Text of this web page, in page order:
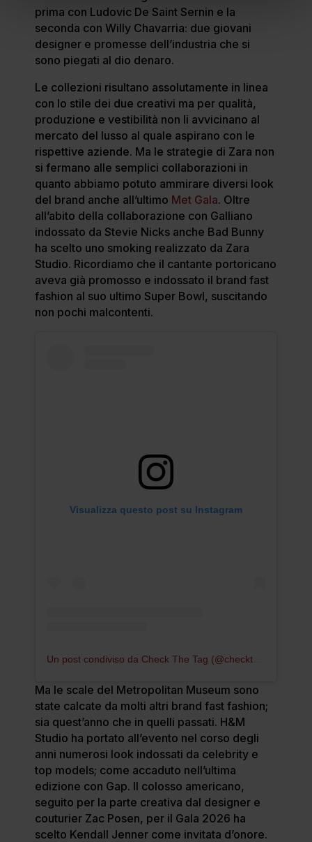
prima con Ludovic De Saint Sernin e la
seconda con Willy Chavarria: due giovani
designer e promesse dell’industria che si
sono piegati al dio denaro.
Le collezioni risultano assolutamente in linea
con lo stile dei due creativi ma per qualità,
produzione e vestibilità non li avvicinano al
mercato del lusso al quale aspirano con le
rispettive aziende. Ma le strategie di Zara non
si fermano alle semplici collaborazioni in
quanto abbiamo potuto ammirare diversi look
del brand anche all’ultimo Met Gala. Oltre
all’abito della collaborazione con Galliano
indossato da Stevie Nicks anche Bad Bunny
ha scelto uno smoking realizzato da Zara
Studio. Ricordiamo che il cantante portoricano
aveva già promosso e indossato il brand fast
fashion al suo ultimo Super Bowl, suscitando
non pochi malcontenti.
Visualizza questo post su Instagram
Un post condiviso da Check The Tag (@checkthetag)
Ma le scale del Metropolitan Museum sono
state calcate da molti altri brand fast fashion;
sia quest’anno che in quelli passati. H&M
Studio ha portato all’evento nel corso degli
anni numerosi look indossati da celebrity e
top models; come accaduto nell’ultima
edizione con Gap. Il colosso americano,
seguito per la parte creativa dal designer e
couturier Zac Posen, per il Gala 2026 ha
scelto Kendall Jenner come invitata d’onore.